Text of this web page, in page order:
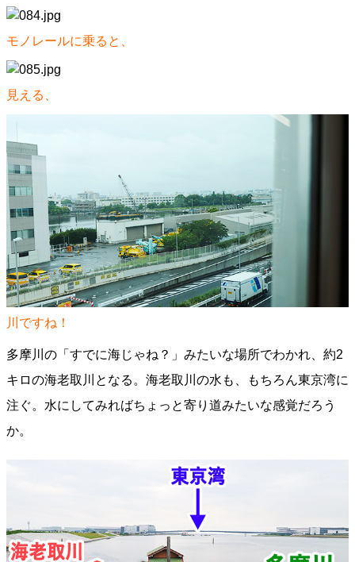
モノレールに乗ると、
見える、
川ですね！
多摩川の「すでに海じゃね？」みたいな場所でわかれ、約2
キロの海老取川となる。海老取川の水も、もちろん東京湾に
注ぐ。水にしてみればちょっと寄り道みたいな感覚だろう
か。